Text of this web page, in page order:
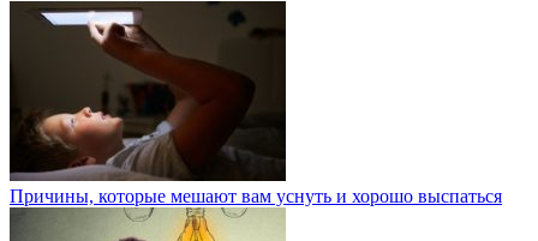
Причины, которые мешают вам уснуть и хорошо выспаться